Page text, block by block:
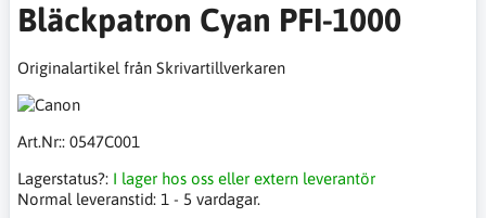
Bläckpatron Cyan PFI-1000
Originalartikel från Skrivartillverkaren
Art.Nr:: 0547C001
Lagerstatus?: I lager hos oss eller extern leverantör
Normal leveranstid: 1 - 5 vardagar.